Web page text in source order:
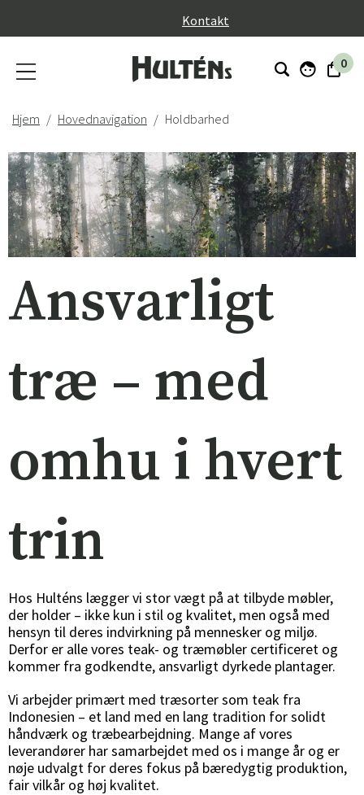
Kontakt
0
Hjem Hovednavigation Holdbarhed
Ansvarligt
træ – med
omhu i hvert
trin
Hos Hulténs lægger vi stor vægt på at tilbyde møbler,
der holder – ikke kun i stil og kvalitet, men også med
hensyn til deres indvirkning på mennesker og miljø.
Derfor er alle vores teak- og træmøbler certificeret og
kommer fra godkendte, ansvarligt dyrkede plantager.
Vi arbejder primært med træsorter som teak fra
Indonesien – et land med en lang tradition for solidt
håndværk og træbearbejdning. Mange af vores
leverandører har samarbejdet med os i mange år og er
nøje udvalgt for deres fokus på bæredygtig produktion,
fair vilkår og høj kvalitet.